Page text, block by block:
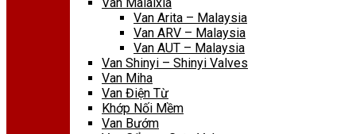
Van Arita – Malaysia
Van ARV – Malaysia
Van AUT – Malaysia
Van Shinyi – Shinyi Valves
Van Miha
Van Điện Từ
Khớp Nối Mềm
Van Bướm